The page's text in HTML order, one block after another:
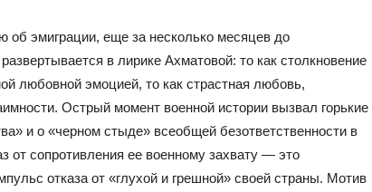
об эмиграции, еще за несколько месяцев до
в лирике Ахматовой: то как столкновение
любовной эмоцией, то как страстная любовь,
Острый момент военной истории вызвал горькие
и о «черном стыде» всеобщей безответственности в
от сопротивления ее военному захвату — это
отказа от «глухой и грешной» своей страны. Мотив